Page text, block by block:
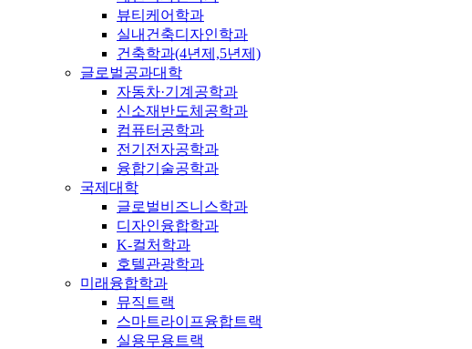
뷰티케어학과
실내건축디자인학과
건축학과(4년제,5년제)
글로벌공과대학
자동차·기계공학과
신소재반도체공학과
컴퓨터공학과
전기전자공학과
융합기술공학과
국제대학
글로벌비즈니스학과
디자인융합학과
K-컬처학과
호텔관광학과
미래융합학과
뮤직트랙
스마트라이프융합트랙
실용무용트랙